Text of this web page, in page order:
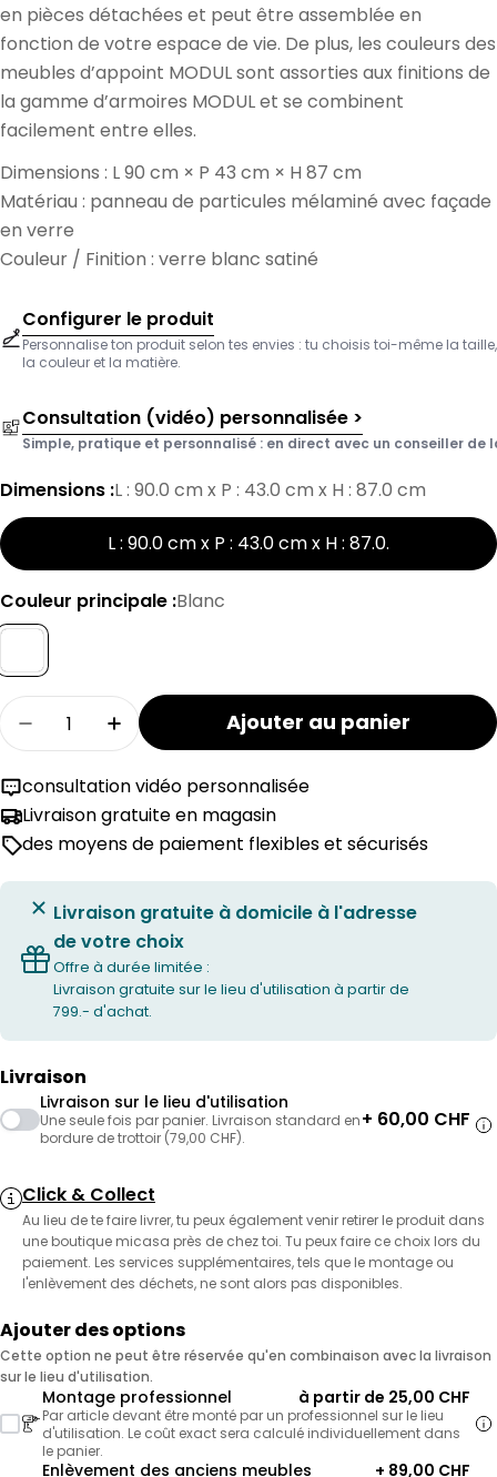
en pièces détachées et peut être assemblée en
fonction de votre espace de vie. De plus, les couleurs des
meubles d’appoint MODUL sont assorties aux finitions de
la gamme d’armoires MODUL et se combinent
facilement entre elles.
Dimensions : L 90 cm × P 43 cm × H 87 cm
Matériau : panneau de particules mélaminé avec façade
en verre
Couleur / Finition : verre blanc satiné
Configurer le produit
Personnalise ton produit selon tes envies : tu choisis toi-même la taille,
la couleur et la matière.
Consultation (vidéo) personnalisée >
Simple, pratique et personnalisé : en direct avec un conseiller de
Dimensions :L : 90.0 cm x P : 43.0 cm x H : 87.0 cm
L : 90.0 cm x P : 43.0 cm x H : 87.0.
Couleur principale :Blanc
Quantité
Réduire la quantité pour la commode MODUL
Augmenter la quantité pour la
Ajouter au panier
consultation vidéo personnalisée
Livraison gratuite en magasin
des moyens de paiement flexibles et sécurisés
Livraison gratuite à domicile à l'adresse
de votre choix
Offre à durée limitée :
Livraison gratuite sur le lieu d'utilisation à partir de
799.- d'achat.
Livraison
Livraison sur le lieu d'utilisation
Une seule fois par panier. Livraison standard en
bordure de trottoir (79,00 CHF).
+ 60,00 CHF
Click & Collect
Au lieu de te faire livrer, tu peux également venir retirer le produit dans
une boutique micasa près de chez toi. Tu peux faire ce choix lors du
paiement. Les services supplémentaires, tels que le montage ou
l'enlèvement des déchets, ne sont alors pas disponibles.
Ajouter des options
Cette option ne peut être réservée qu'en combinaison avec la livraison
sur le lieu d'utilisation.
Montage professionnel à partir de 25,00 CHF
Par article devant être monté par un professionnel sur le lieu
d'utilisation. Le coût exact sera calculé individuellement dans
le panier.
Enlèvement des anciens meubles + 89,00 CHF